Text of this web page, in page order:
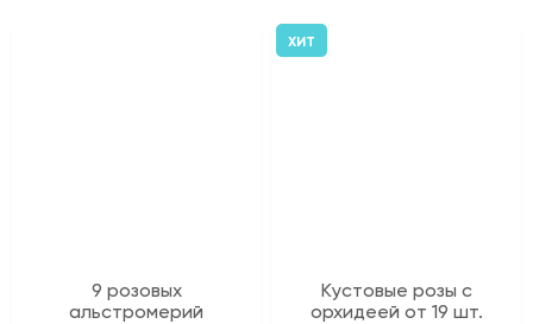
9 розовых
альстромерий
ХИТ
Кустовые розы с
орхидеей от 19 шт.